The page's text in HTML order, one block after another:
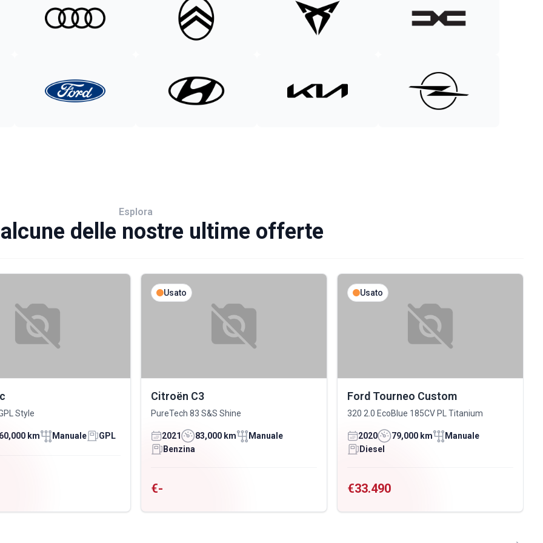
Esplora
delle nostre ultime offerte
Style
km Manuale GPL
Usato
Citroën C3
PureTech 83 S&S Shine
2021 83,000 km
Manuale
Benzina
€-
Usato
Ford Tourneo Custom
320 2.0 EcoBlue 185CV PL Titanium
2020 79,000 km
Manuale
Diesel
€33.490